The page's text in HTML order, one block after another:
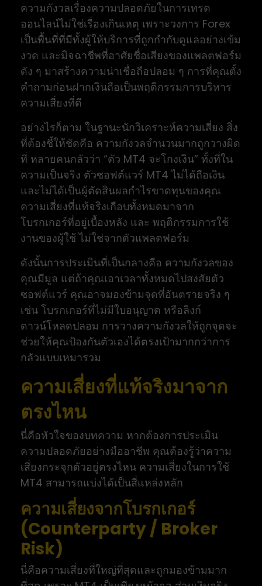
ความกังวลเรื่องความปลอดภัยในการเทรด
ออนไลน์ไม่ใช่เรื่องเกินเหตุ เพราะวงการ Forex
เป็นพื้นที่ที่มีทั้งผู้ให้บริการที่ถูกกำกับดูแลอย่างเข้ม
งวด และมิจฉาชีพที่อาศัยชื่อเสียงของแพลตฟอร์ม
ดัง ๆ มาสร้างความน่าเชื่อถือปลอม ๆ การที่คุณตั้ง
คำถามก่อนฝากเงินถือเป็นพฤติกรรมการบริหาร
ความเสี่ยงที่ดี
อย่างไรก็ตาม ในฐานะนักวิเคราะห์ความเสี่ยง สิ่ง
ที่ต้องชี้ให้ชัดคือ ความกังวลจำนวนมากถูกวางผิด
ที่ หลายคนกลัวว่า “ตัว MT4 จะโกงเงิน” ทั้งที่ใน
ความเป็นจริง ตัวซอฟต์แวร์ MT4 ไม่ได้ถือเงิน
และไม่ได้เป็นผู้ตัดสินผลกำไรขาดทุนของคุณ
ความเสี่ยงที่แท้จริงเกือบทั้งหมดมาจาก
โบรกเกอร์ที่อยู่เบื้องหลัง และ พฤติกรรมการใช้
งานของผู้ใช้ ไม่ใช่จากตัวแพลตฟอร์ม
ดังนั้นการประเมินที่เป็นกลางคือ ความกังวลของ
คุณมีมูล แต่ถ้าคุณเอาเวลาทั้งหมดไปสงสัยตัว
ซอฟต์แวร์ คุณอาจมองข้ามจุดที่อันตรายจริง ๆ
เช่น โบรกเกอร์ที่ไม่มีใบอนุญาต หรือลิงก์
ดาวน์โหลดปลอม การวางความกังวลให้ถูกจุดจะ
ช่วยให้คุณป้องกันตัวเองได้ตรงเป้ามากกว่าการ
กลัวแบบเหมารวม
ความเสี่ยงที่แท้จริงมาจาก
ตรงไหน
นี่คือหัวใจของบทความ หากต้องการประเมิน
ความปลอดภัยอย่างมืออาชีพ คุณต้องรู้ว่าความ
เสี่ยงกระจุกตัวอยู่ตรงไหน ความเสี่ยงในการใช้
MT4 สามารถแบ่งได้เป็นสี่แหล่งหลัก
ความเสี่ยงจากโบรกเกอร์
(Counterparty / Broker
Risk)
นี่คือความเสี่ยงที่ใหญ่ที่สุดและถูกมองข้ามมาก